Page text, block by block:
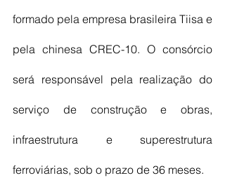
formado pela empresa brasileira Tiisa e
pela chinesa CREC-10. O consórcio
será responsável pela realização do
serviço de construção e obras,
infraestrutura e superestrutura
ferroviárias, sob o prazo de 36 meses.